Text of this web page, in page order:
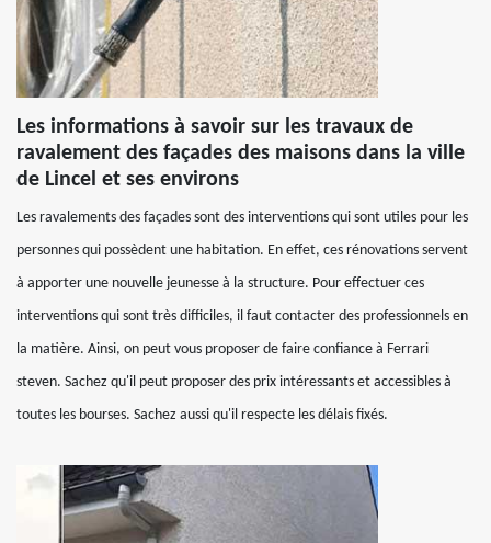
Les informations à savoir sur les travaux de
ravalement des façades des maisons dans la ville
de Lincel et ses environs
Les ravalements des façades sont des interventions qui sont utiles pour les
personnes qui possèdent une habitation. En effet, ces rénovations servent
à apporter une nouvelle jeunesse à la structure. Pour effectuer ces
interventions qui sont très difficiles, il faut contacter des professionnels en
la matière. Ainsi, on peut vous proposer de faire confiance à Ferrari
steven. Sachez qu'il peut proposer des prix intéressants et accessibles à
toutes les bourses. Sachez aussi qu'il respecte les délais fixés.